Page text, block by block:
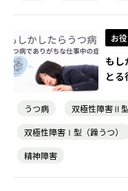
お
もし
と
うつ病
双極性障害Ⅱ型
双極性障害Ⅰ型（躁うつ）
精神障害